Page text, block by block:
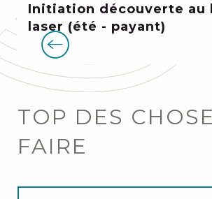
Initiation découverte au
laser (été - payant)
TOP DES
FAIRE